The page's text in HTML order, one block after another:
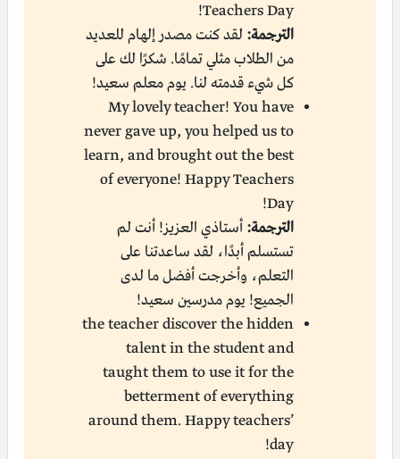
Teachers Day!
الترجمة: لقد كنت مصدر إلهام للعديد
من الطلاب مثلي تمامًا. شكرًا لك على
كل شيء قدمته لنا. يوم معلم سعيد!
My lovely teacher! You have
never gave up, you helped us to
learn, and brought out the best
of everyone! Happy Teachers
Day!
الترجمة: أستاذي العزيز! أنت لم
تستسلم أبدًا، لقد ساعدتنا على
التعلم، وأخرجت أفضل ما لدى
الجميع! يوم مدرسين سعيد!
the teacher discover the hidden
talent in the student and
taught them to use it for the
betterment of everything
around them. Happy teachers’
day!